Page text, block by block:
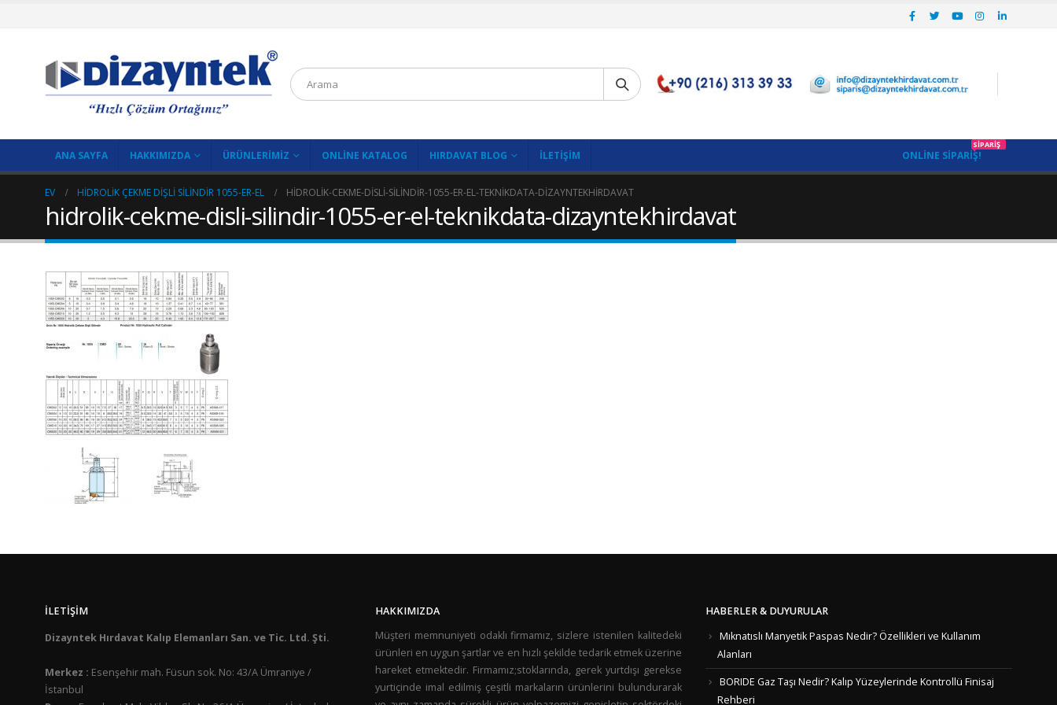
ANA SAYFA HAKKIMIZDA ÜRÜNLERIMIZ ONLINE KATALOG HIRDAVAT BLOG İLETIŞIM ONLINE SIPARIŞ!
SIPARIŞ
EV HIDROLIK ÇEKME DIŞLI SILINDIR 1055-ER-EL HIDROLIK-CEKME-DISLI-SILINDIR-1055-ER-EL-TEKNIKDATA-DIZAYNTEKHIRDAVAT
hidrolik-cekme-disli-silindir-1055-er-el-teknikdata-dizayntekhirdavat
İLETIŞIM
Dizayntek Hırdavat Kalıp Elemanları San. ve Tic. Ltd. Şti.
Merkez : Esenşehir mah. Füsun sok. No: 43/A Ümraniye /
İstanbul
HAKKIMIZDA
Müşteri memnuniyeti odaklı firmamız, sizlere istenilen kalitedeki
ürünleri en uygun şartlar ve en hızlı şekilde tedarik etmek üzerine
hareket etmektedir. Firmamız;stoklarında, gerek yurtdışı gerekse
yurtiçinde imal edilmiş çeşitli markaların ürünlerini bulundurarak
HABERLER & DUYURULAR
Mıknatıslı Manyetik Paspas Nedir? Özellikleri ve Kullanım
Alanları
BORIDE Gaz Taşı Nedir? Kalıp Yüzeylerinde Kontrollü Finisaj
Rehberi